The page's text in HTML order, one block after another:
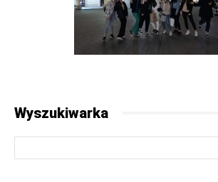
Wyszukiwarka